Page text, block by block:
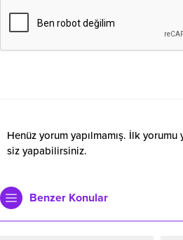
Henüz yorum yapılmamış. İlk yorumu
siz yapabilirsiniz.
Benzer Konular